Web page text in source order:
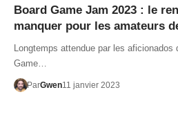
Board Game Jam 2023 : le
manquer pour les amateurs
Longtemps attendue par les
Game…
ParGwen11 janvier 2023